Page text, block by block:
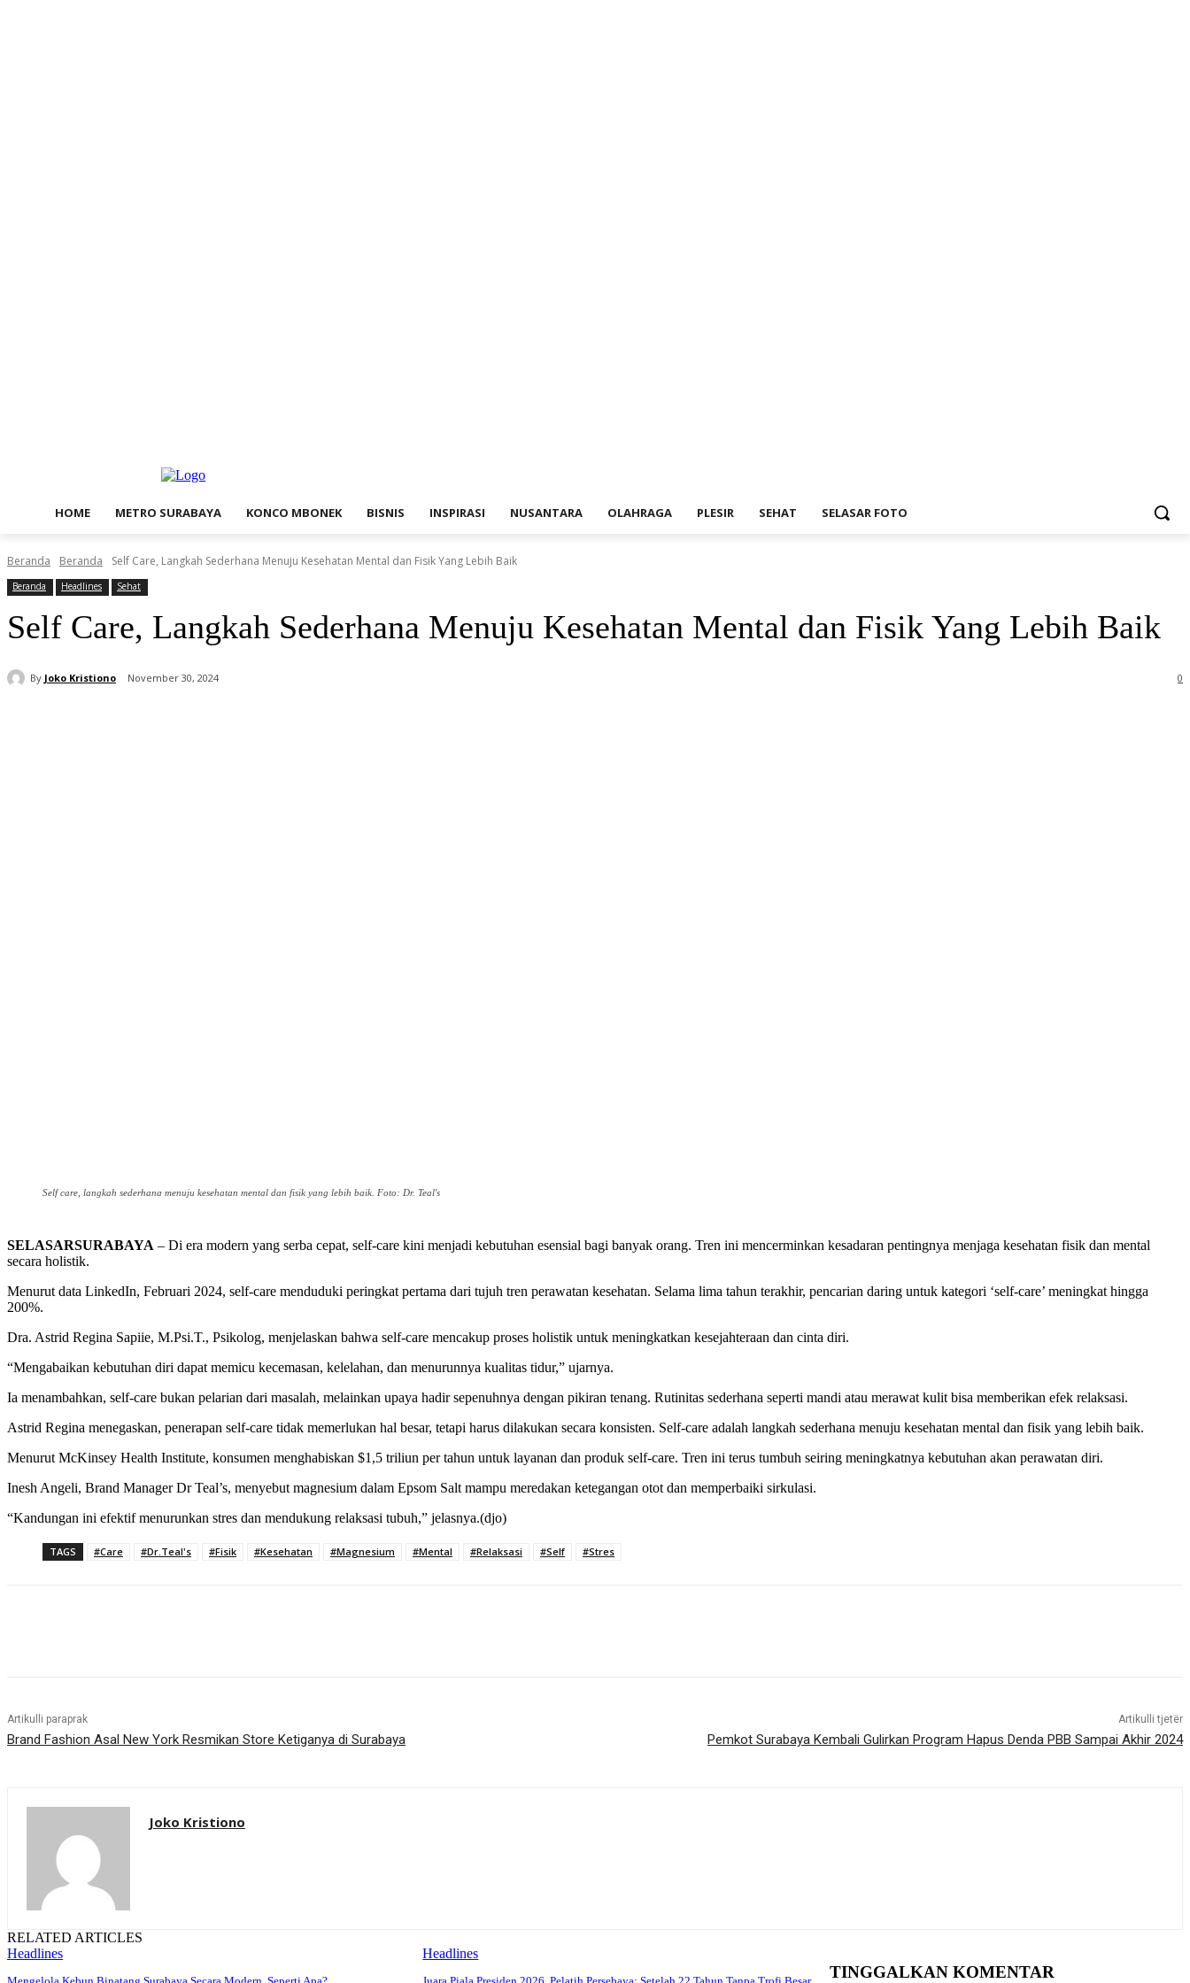
HOME METRO SURABAYA KONCO MBONEK BISNIS INSPIRASI NUSANTARA OLAHRAGA PLESIR SEHAT SELASAR FOTO
Beranda Beranda Self Care, Langkah Sederhana Menuju Kesehatan Mental dan Fisik Yang Lebih Baik
Beranda Headlines Sehat
Self Care, Langkah Sederhana Menuju Kesehatan Mental dan Fisik Yang Lebih Baik
By Joko Kristiono November 30, 2024 0
Self care, langkah sederhana menuju kesehatan mental dan fisik yang lebih baik. Foto: Dr. Teal's
SELASARSURABAYA – Di era modern yang serba cepat, self-care kini menjadi kebutuhan esensial bagi banyak orang. Tren ini mencerminkan kesadaran pentingnya menjaga kesehatan fisik dan mental
secara holistik.
Menurut data LinkedIn, Februari 2024, self-care menduduki peringkat pertama dari tujuh tren perawatan kesehatan. Selama lima tahun terakhir, pencarian daring untuk kategori ‘self-care’ meningkat hingga
200%.
Dra. Astrid Regina Sapiie, M.Psi.T., Psikolog, menjelaskan bahwa self-care mencakup proses holistik untuk meningkatkan kesejahteraan dan cinta diri.
“Mengabaikan kebutuhan diri dapat memicu kecemasan, kelelahan, dan menurunnya kualitas tidur,” ujarnya.
Ia menambahkan, self-care bukan pelarian dari masalah, melainkan upaya hadir sepenuhnya dengan pikiran tenang. Rutinitas sederhana seperti mandi atau merawat kulit bisa memberikan efek relaksasi.
Astrid Regina menegaskan, penerapan self-care tidak memerlukan hal besar, tetapi harus dilakukan secara konsisten. Self-care adalah langkah sederhana menuju kesehatan mental dan fisik yang lebih baik.
Menurut McKinsey Health Institute, konsumen menghabiskan $1,5 triliun per tahun untuk layanan dan produk self-care. Tren ini terus tumbuh seiring meningkatnya kebutuhan akan perawatan diri.
Inesh Angeli, Brand Manager Dr Teal’s, menyebut magnesium dalam Epsom Salt mampu meredakan ketegangan otot dan memperbaiki sirkulasi.
“Kandungan ini efektif menurunkan stres dan mendukung relaksasi tubuh,” jelasnya.(djo)
TAGS #Care #Dr.Teal's #Fisik #Kesehatan #Magnesium #Mental #Relaksasi #Self #Stres
Artikulli paraprak
Brand Fashion Asal New York Resmikan Store Ketiganya di Surabaya
Artikulli tjetër
Pemkot Surabaya Kembali Gulirkan Program Hapus Denda PBB Sampai Akhir 2024
Joko Kristiono
RELATED ARTICLES
Headlines
Headlines
TINGGALKAN KOMENTAR